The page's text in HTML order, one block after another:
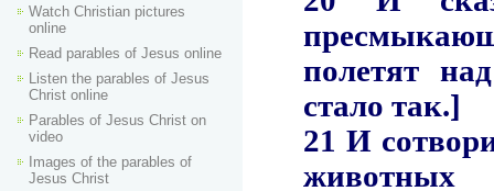
Watch Christian pictures
online
Read parables of Jesus online
Listen the parables of Jesus
Christ online
Parables of Jesus Christ on
video
Images of the parables of
Jesus Christ